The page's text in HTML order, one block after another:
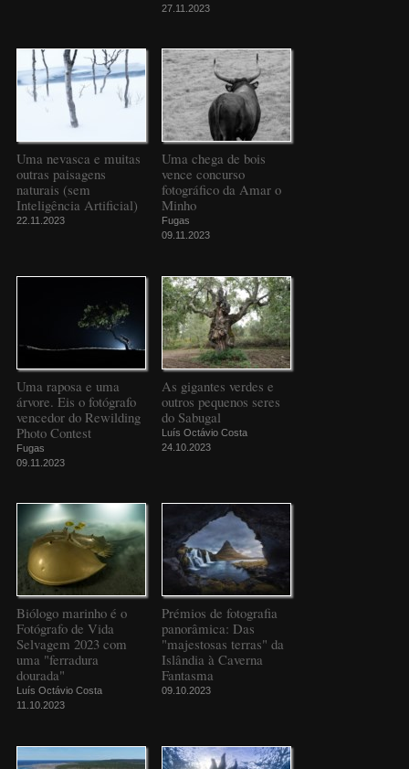
27.11.2023
Uma nevasca e muitas
outras paisagens
naturais (sem
Inteligência Artificial)
22.11.2023
Uma chega de bois
vence concurso
fotográfico da Amar o
Minho
Fugas
09.11.2023
Uma raposa e uma
árvore. Eis o fotógrafo
vencedor do Rewilding
Photo Contest
Fugas
09.11.2023
As gigantes verdes e
outros pequenos seres
do Sabugal
Luís Octávio Costa
24.10.2023
Biólogo marinho é o
Fotógrafo de Vida
Selvagem 2023 com
uma "ferradura
dourada"
Luís Octávio Costa
11.10.2023
Prémios de fotografia
panorâmica: Das
"majestosas terras" da
Islândia à Caverna
Fantasma
09.10.2023